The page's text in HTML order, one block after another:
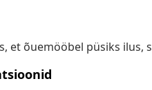
et õuemööbel püsiks ilus,